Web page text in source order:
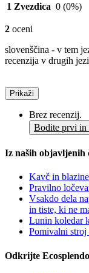
1 Zvezdica 0 (0%)
2 oceni
slovenščina - v tem
recenzija v drugih
Prikaži
Brez recenzij.
Bodite prvi in
Iz naših objavljenih
Kavč in
Pravilno
Vsakdo dela
in tiste, ki ne
Lunin koledar
Pomivalni stroj
Odkrijte